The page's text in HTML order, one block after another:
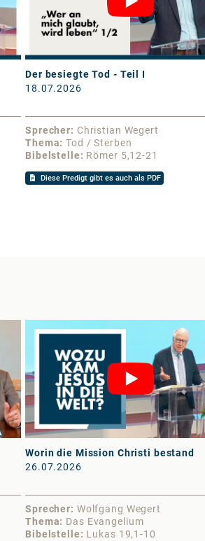
Der besiegte Tod - Teil I
18.07.2026
Sprecher
Christian Wegert
Thema
Tod / Sterben
Bibelstelle
Römer 5,12-21
Diese Predigt gibt es auch als PDF
Worin die Mission Christi bestand
26.07.2026
Sprecher
Wolfgang Wegert
Thema
Das Evangelium
Bibelstelle
Lukas 19,1-10